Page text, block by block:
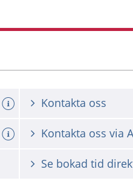
Kontakta oss
Kontakta oss via
Se bokad tid